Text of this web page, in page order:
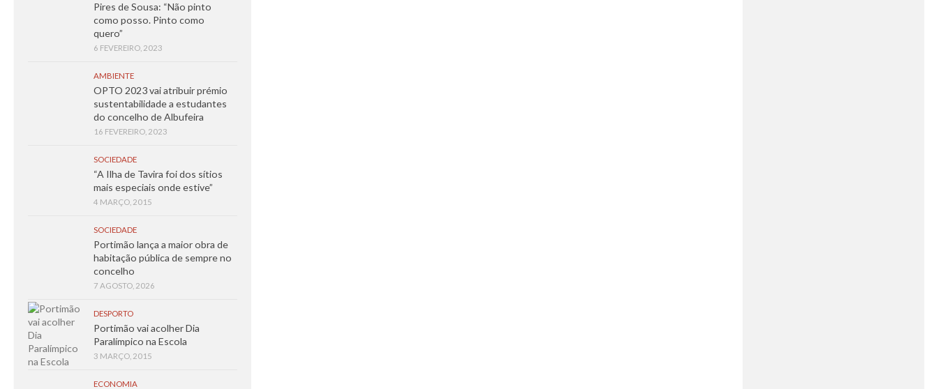
Pires de Sousa: “Não pinto
como posso. Pinto como
quero”
6 FEVEREIRO, 2023
AMBIENTE
OPTO 2023 vai atribuir prémio
sustentabilidade a estudantes
do concelho de Albufeira
16 FEVEREIRO, 2023
SOCIEDADE
“A Ilha de Tavira foi dos sítios
mais especiais onde estive”
4 MARÇO, 2015
SOCIEDADE
Portimão lança a maior obra de
habitação pública de sempre no
concelho
7 AGOSTO, 2026
DESPORTO
Portimão vai acolher Dia
Paralímpico na Escola
3 MARÇO, 2015
ECONOMIA